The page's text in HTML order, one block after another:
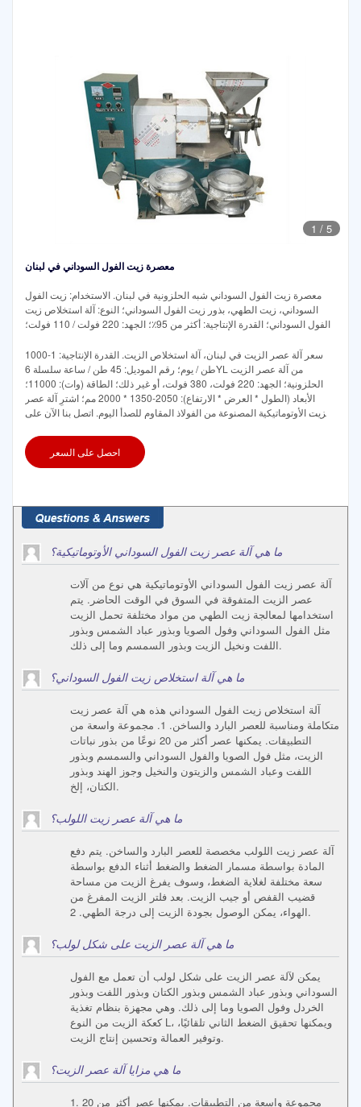
1 / 5
معصرة زيت الفول السوداني في لبنان
معصرة زيت الفول السوداني شبه الحلزونية في لبنان. الاستخدام: زيت الفول
السوداني، زيت الطهي، بذور زيت الفول السوداني؛ النوع: آلة استخلاص زيت
الفول السوداني؛ القدرة الإنتاجية: أكثر من 95٪؛ الجهد: 220 فولت / 110 فولت؛
سعر آلة عصر الزيت في لبنان، آلة استخلاص الزيت. القدرة الإنتاجية: 1-1000
طن / يوم؛ رقم الموديل: 45 طن / ساعة سلسلة 6YL من آلة عصر الزيت
الحلزونية؛ الجهد: 220 فولت، 380 فولت، أو غير ذلك؛ الطاقة (وات): 11000؛
الأبعاد (الطول * العرض * الارتفاع): 2050-1350 * 2000 مم؛ اشترِ آلة عصر
الزيت الأوتوماتيكية المصنوعة من الفولاذ المقاوم للصدأ اليوم. اتصل بنا الآن على
احصل على السعر
ما هي آلة عصر زيت الفول السوداني الأوتوماتيكية؟
آلة عصر زيت الفول السوداني الأوتوماتيكية هي نوع من آلات
عصر الزيت المتفوقة في السوق في الوقت الحاضر. يتم
استخدامها لمعالجة زيت الطهي من مواد مختلفة تحمل الزيت
مثل الفول السوداني وفول الصويا وبذور عباد الشمس وبذور
اللفت ونخيل الزيت وبذور السمسم وما إلى ذلك.
ما هي آلة استخلاص زيت الفول السوداني؟
آلة استخلاص زيت الفول السوداني هذه هي آلة عصر زيت
متكاملة ومناسبة للعصر البارد والساخن. 1. مجموعة واسعة من
التطبيقات. يمكنها عصر أكثر من 20 نوعًا من بذور نباتات
الزيت، مثل فول الصويا والفول السوداني والسمسم وبذور
اللفت وعباد الشمس والزيتون والنخيل وجوز الهند وبذور
الكتان، إلخ.
ما هي آلة عصر زيت اللولب؟
آلة عصر زيت اللولب مخصصة للعصر البارد والساخن. يتم دفع
المادة بواسطة مسمار الضغط والضغط أثناء الدفع بواسطة
سعة مختلفة لغلاية الضغط، وسوف يفرغ الزيت من مساحة
قضيب القفص أو جيب الزيت. بعد فلتر الزيت المفرغ من
الهواء، يمكن الوصول بجودة الزيت إلى درجة الطهي. 2.
ما هي آلة عصر الزيت على شكل لولب؟
يمكن لآلة عصر الزيت على شكل لولب أن تعمل مع الفول
السوداني وبذور عباد الشمس وبذور الكتان وبذور اللفت وبذور
الخردل وفول الصويا وما إلى ذلك. وهي مجهزة بنظام تغذية
كعكة الزيت من النوع L، ويمكنها تحقيق الضغط الثاني تلقائيًا،
وتوفير العمالة وتحسين إنتاج الزيت.
ما هي مزايا آلة عصر الزيت؟
1. مجموعة واسعة من التطبيقات. يمكنها عصر أكثر من 20